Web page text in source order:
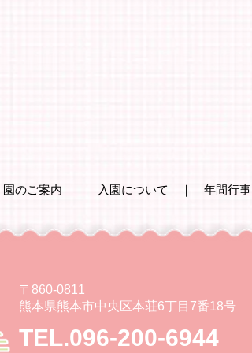
園のご案内 ｜ 入園について ｜ 年間行事
〒860-0811
熊本県熊本市中央区本荘6丁目7番18号
TEL.096-200-6944